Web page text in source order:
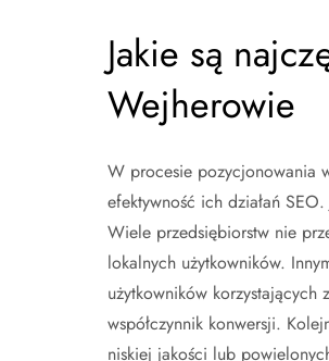
Jakie są
Wejherowie
W procesie pozycjonowania
efektywność ich działań
Wiele przedsiębiorstw nie
lokalnych użytkowników.
użytkowników
współczynnik konwersji.
niskiej jakości lub